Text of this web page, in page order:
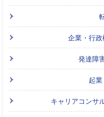
企業・行
発達障
起
キャリアコンサ